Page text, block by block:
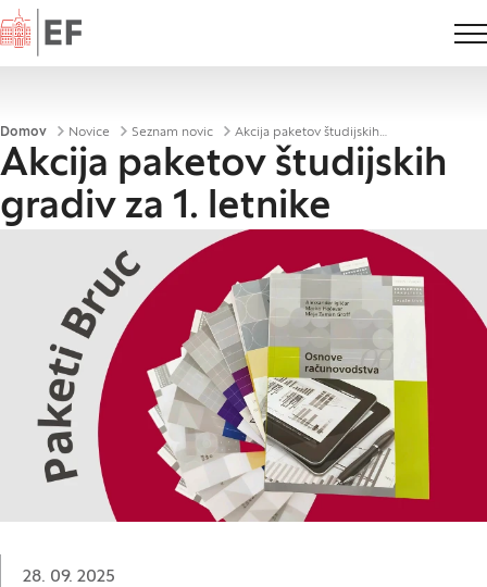
Domov
Drobtinice
Domov Novice Seznam novic Akcija paketov študijskih gradiv za 1. letnike
Akcija paketov študijskih
gradiv za 1. letnike
Datum:
28. 09. 2025